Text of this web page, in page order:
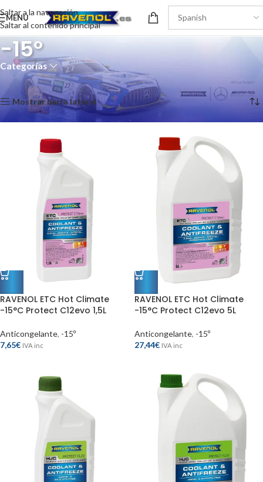
Saltar a la navegación
Saltar al contenido principal
MENÚ
-15º
Categorías
Anticongelante/ -15º Mostrando 1–12 de 13 resultados
Mostrar barra lateral
RAVENOL ETC Hot Climate
-15°C Protect C12evo 1,5L
Anticongelante, -15º
7,65€ IVA inc
RAVENOL ETC Hot Climate
-15°C Protect C12evo 5L
Anticongelante, -15º
27,44€ IVA inc